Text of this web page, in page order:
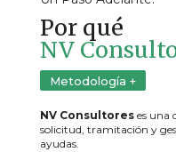
Por qué
NV
Metodología +
NV Consultores es una
solicitud, tramitación y
ayudas.